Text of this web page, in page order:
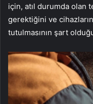
için, atıl durumda olan
gerektiğini ve
tutulmasının şart